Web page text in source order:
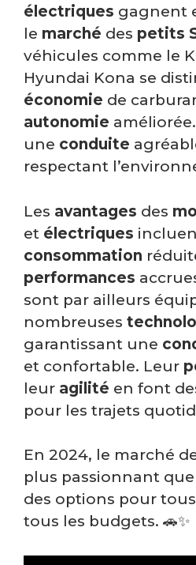
électriques gagnent
le marché des petits
véhicules comme le
Hyundai Kona se
économie de
autonomie
une conduite
respectant
Les avantages des
et électriques
consommation
performances
sont par ailleurs
nombreuses
garantissant une
et confortable. Leur
leur agilité en font
pour les trajets
En 2024, le marché
plus passionnant
des options pour
tous les budgets. 🚗✨